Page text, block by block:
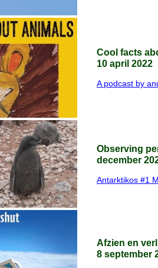
Cool facts
10 april 2022
A podcast by
Observing
december
Antarktikos #1
Afzien en
8 september